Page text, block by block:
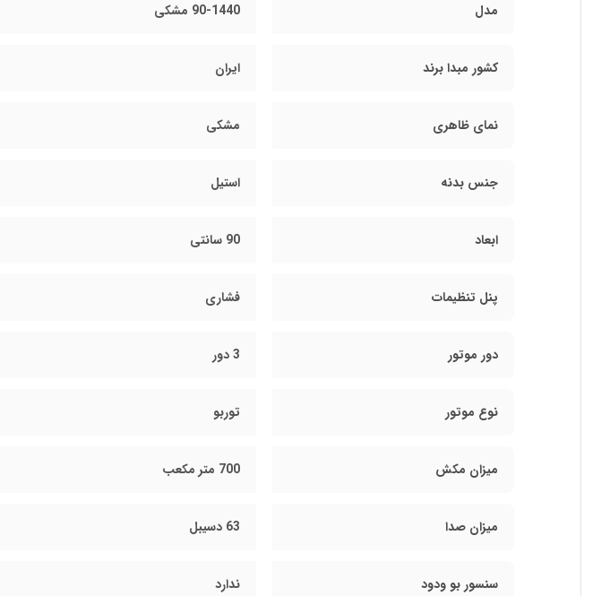
مدل 90-1440 مشکی
کشور مبدا برند ایران
نمای ظاهری مشکی
جنس بدنه استیل
ابعاد 90 سانتی
پنل تنظیمات فشاری
دور موتور 3 دور
نوع موتور توربو
میزان مکش 700 متر مکعب
میزان صدا 63 دسیبل
سنسور بو ودود ندارد